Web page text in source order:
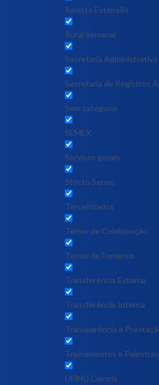
Revista Extensão
Rural Semanal
Secretaria Administrativa
Secretaria de Registros
Sem categoria
SEMEX
Serviços gerais
Stricto Sensu
Terceirizados
Termo de Colaboração
Termo de Fomento
Transferência Externa
Transferência Interna
Transparência e
Treinamentos e
UFRRJ Ciência